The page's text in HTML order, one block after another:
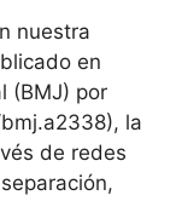
nuestra
en
(BMJ) por
la
de redes